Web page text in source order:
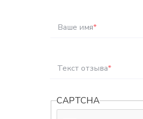
Ваше имя*
Текст отзыва*
CAPTCHA